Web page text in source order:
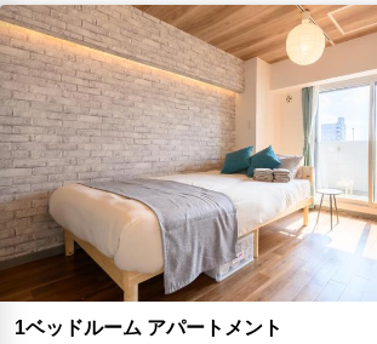
1ベッドルーム アパートメント